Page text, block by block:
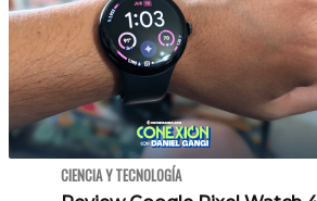
CIENCIA Y TECNOLOGÍA